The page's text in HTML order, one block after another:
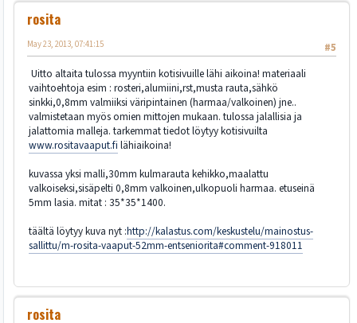
rosita
#5
May 23, 2013, 07:41:15
Uitto altaita tulossa myyntiin kotisivuille lähi aikoina! materiaali
vaihtoehtoja esim : rosteri,alumiini,rst,musta rauta,sähkö
sinkki,0,8mm valmiiksi väripintainen (harmaa/valkoinen) jne..
valmistetaan myös omien mittojen mukaan. tulossa jalallisia ja
jalattomia malleja. tarkemmat tiedot löytyy kotisivuilta
www.rositavaaput.fi lähiaikoina!
kuvassa yksi malli,30mm kulmarauta kehikko,maalattu
valkoiseksi,sisäpelti 0,8mm valkoinen,ulkopuoli harmaa. etuseinä
5mm lasia. mitat : 35*35*1400.
täältä löytyy kuva nyt :http://kalastus.com/keskustelu/mainostus-
sallittu/m-rosita-vaaput-52mm-entseniorita#comment-918011
rosita